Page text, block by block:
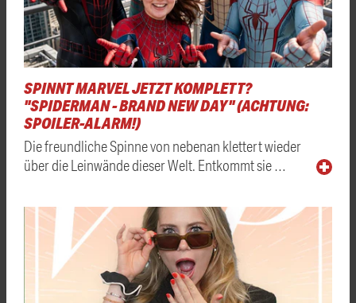
SPINNT MARVEL JETZT KOMPLETT?
"SPIDERMAN - BRAND NEW DAY" (ACHTUNG:
SPOILER-ALARM!)
Die freundliche Spinne von nebenan klettert wieder
über die Leinwände dieser Welt. Entkommt sie …